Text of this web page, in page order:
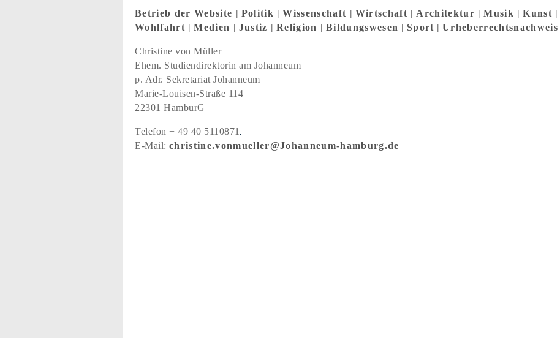
Betrieb der Website | Politik |Wissenschaft | Wirtschaft | Architektur |Musik |Kunst
Wohlfahrt |Medien | Justiz |Religion |Bildungswesen | Sport |Urheberrechtsnachweis
Christine von Müller
Ehem. Studiendirektorin am Johanneum
p. Adr. Sekretariat Johanneum
Marie-Louisen-Straße 114
22301 HamburG
Telefon + 49 40 5110871
E-Mail: christine.vonmueller@Johanneum-hamburg.de